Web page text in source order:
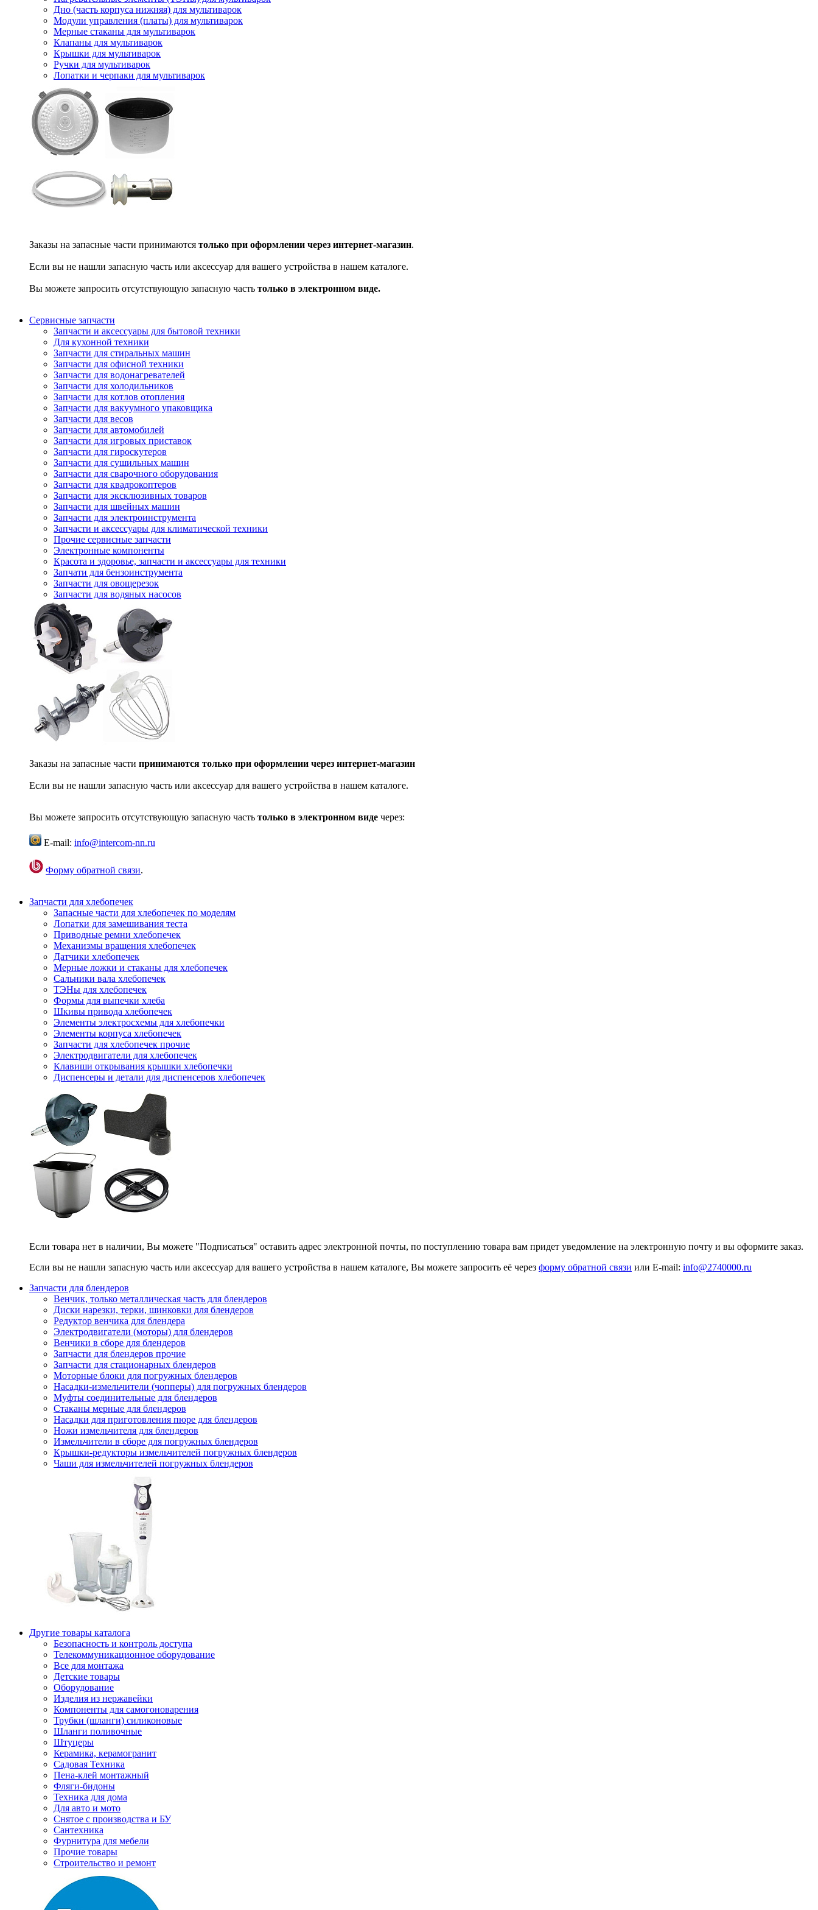
Дно (часть корпуса нижняя) для мультиварок
Модули управления (платы) для мультиварок
Мерные стаканы для мультиварок
Клапаны для мультиварок
Крышки для мультиварок
Ручки для мультиварок
Лопатки и черпаки для мультиварок
Заказы на запасные части принимаются только при оформлении через интернет-магазин.
Если вы не нашли запасную часть или аксессуар для вашего устройства в нашем каталоге.
Вы можете запросить отсутствующую запасную часть только в электронном виде.
Сервисные запчасти
Запчасти и аксессуары для бытовой техники
Для кухонной техники
Запчасти для стиральных машин
Запчасти для офисной техники
Запчасти для водонагревателей
Запчасти для холодильников
Запчасти для котлов отопления
Запчасти для вакуумного упаковщика
Запчасти для весов
Запчасти для автомобилей
Запчасти для игровых приставок
Запчасти для гироскутеров
Запчасти для сушильных машин
Запчасти для сварочного оборудования
Запчасти для квадрокоптеров
Запчасти для эксклюзивных товаров
Запчасти для швейных машин
Запчасти для электроинструмента
Запчасти и аксессуары для климатической техники
Прочие сервисные запчасти
Электронные компоненты
Красота и здоровье, запчасти и аксессуары для техники
Запчати для бензоинструмента
Запчасти для овощерезок
Запчасти для водяных насосов
Заказы на запасные части принимаются только при оформлении через интернет-магазин
Если вы не нашли запасную часть или аксессуар для вашего устройства в нашем каталоге.
Вы можете запросить отсутствующую запасную часть только в электронном виде через:
E-mail: info@intercom-nn.ru
Форму обратной связи.
Запчасти для хлебопечек
Запасные части для хлебопечек по моделям
Лопатки для замешивания теста
Приводные ремни хлебопечек
Механизмы вращения хлебопечек
Датчики хлебопечек
Мерные ложки и стаканы для хлебопечек
Сальники вала хлебопечек
ТЭНы для хлебопечек
Формы для выпечки хлеба
Шкивы привода хлебопечек
Элементы электросхемы для хлебопечки
Элементы корпуса хлебопечек
Запчасти для хлебопечек прочие
Электродвигатели для хлебопечек
Клавиши открывания крышки хлебопечки
Диспенсеры и детали для диспенсеров хлебопечек
Если товара нет в наличии, Вы можете "Подписаться" оставить адрес электронной почты, по поступлению товара вам придет уведомление на электронную почту и вы оформите заказ.
Если вы не нашли запасную часть или аксессуар для вашего устройства в нашем каталоге, Вы можете запросить её через форму обратной связи или E-mail: info@2740000.ru
Запчасти для блендеров
Венчик, только металлическая часть для блендеров
Диски нарезки, терки, шинковки для блендеров
Редуктор венчика для блендера
Электродвигатели (моторы) для блендеров
Венчики в сборе для блендеров
Запчасти для блендеров прочие
Запчасти для стационарных блендеров
Моторные блоки для погружных блендеров
Насадки-измельчители (чопперы) для погружных блендеров
Муфты соединительные для блендеров
Стаканы мерные для блендеров
Насадки для приготовления пюре для блендеров
Ножи измельчителя для блендеров
Измельчители в сборе для погружных блендеров
Крышки-редукторы измельчителей погружных блендеров
Чаши для измельчителей погружных блендеров
Другие товары каталога
Безопасность и контроль доступа
Телекоммуникационное оборудование
Все для монтажа
Детские товары
Оборудование
Изделия из нержавейки
Компоненты для самогоноварения
Трубки (шланги) силиконовые
Шланги поливочные
Штуцеры
Керамика, керамогранит
Садовая Техника
Пена-клей монтажный
Фляги-бидоны
Техника для дома
Для авто и мото
Снятое с производства и БУ
Сантехника
Фурнитура для мебели
Прочие товары
Строительство и ремонт